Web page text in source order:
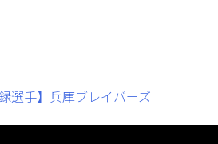
選手】兵庫ブレイバーズ